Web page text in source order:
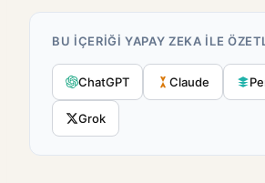
BU IÇERIĞI YAPAY ZEKA ILE
ChatGPT Claude
Grok